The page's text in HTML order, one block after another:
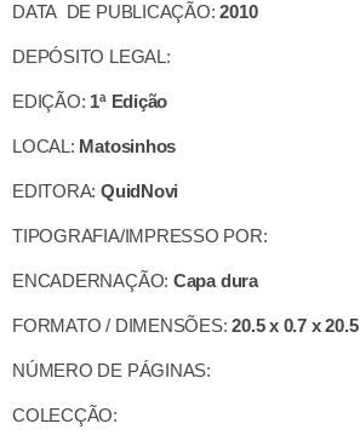
DATA DE PUBLICAÇÃO:2010
DEPÓSITO LEGAL:
EDIÇÃO: 1ª Edição
LOCAL: Matosinhos
EDITORA: QuidNovi
TIPOGRAFIA/IMPRESSO POR:
ENCADERNAÇÃO: Capa dura
FORMATO / DIMENSÕES:20.5 x 0.7 x 20.5
NÚMERO DE PÁGINAS:
COLECÇÃO: